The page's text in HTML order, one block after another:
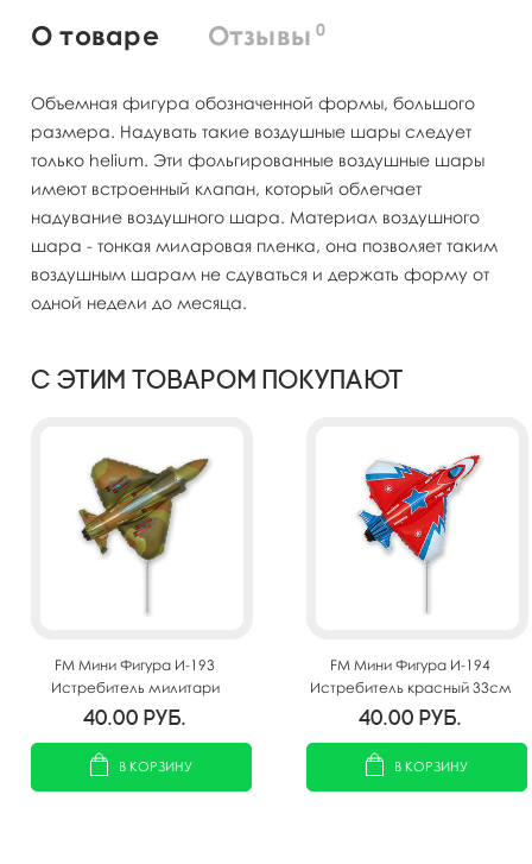
О товаре Отзывы 0
Объемная фигура обозначенной формы, большого
размера. Надувать такие воздушные шары следует
только helium. Эти фольгированные воздушные шары
имеют встроенный клапан, который облегчает
надувание воздушного шара. Материал воздушного
шара - тонкая миларовая пленка, она позволяет таким
воздушным шарам не сдуваться и держать форму от
одной недели до месяца.
С этим товаром покупают
FM Мини Фигура И-193
Истребитель милитари
33см Х 34см
40.00 руб.
В КОРЗИНУ
FM Мини Фигура И-194
Истребитель красный 33см
Х 34см
40.00 руб.
В КОРЗИНУ